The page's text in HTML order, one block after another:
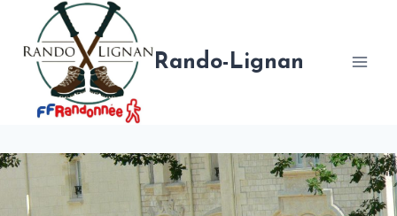
contenu
Rando-Lignan